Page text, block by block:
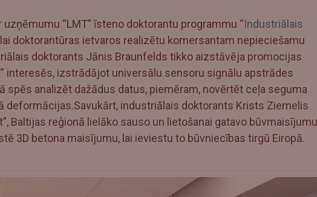
uzņēmumu “LMT” īsteno doktorantu programmu “Industriālais
lai doktorantūras ietvaros realizētu komersantam nepieciešamu
doktorants Jānis Braunfelds tikko aizstāvēja promocijas
interesēs, izstrādājot universālu sensoru signālu apstrādes
spēs analizēt dažādus datus, piemēram, novērtēt ceļa seguma
deformācijas.Savukārt, industriālais doktorants Krists Ziemelis
Baltijas reģionā lielāko sauso un lietošanai gatavo būvmaisījumu
3D betona maisījumu, lai ieviestu to būvniecības tirgū Eiropā.